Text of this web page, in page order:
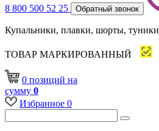
8 800 500 52 25 Обратный звонок
Купальники, плавки, шорты, туники
ТОВАР МАРКИРОВАННЫЙ
0 позиций на
сумму 0
Избранное 0